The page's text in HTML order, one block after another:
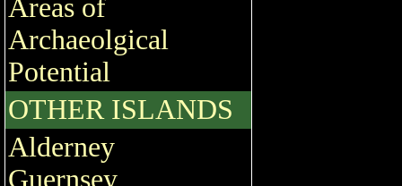
Areas of
Archaeolgical
Potential
OTHER ISLANDS
Alderney
Guernsey